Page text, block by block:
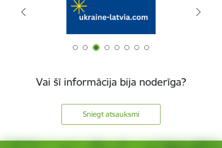
Vai šī informācija bija noderīga?
Sniegt atsauksmi